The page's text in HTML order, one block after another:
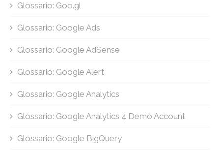
Glossario: Goo.gl
Glossario: Google Ads
Glossario: Google AdSense
Glossario: Google Alert
Glossario: Google Analytics
Glossario: Google Analytics 4 Demo Account
Glossario: Google BigQuery